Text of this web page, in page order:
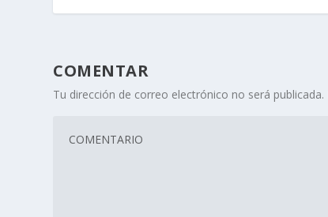
COMENTAR
Tu dirección de correo electrónico no será publicada.